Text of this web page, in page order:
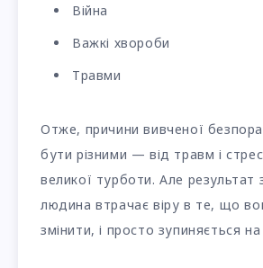
Війна
Важкі хвороби
Травми
Отже, причини вивченої
бути різними — від травм і
великої турботи. Але
людина втрачає віру в те, що
змінити, і просто зупиняється